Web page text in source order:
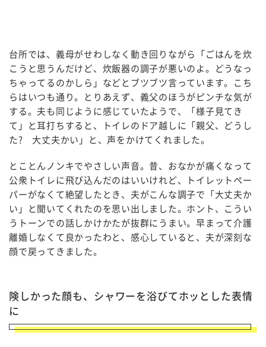
台所では、義母がせわしなく動き回りながら「ごはんを炊
こうと思うんだけど、炊飯器の調子が悪いのよ。どうなっ
ちゃってるのかしら」などとブツブツ言っています。こち
らはいつも通り。とりあえず、義父のほうがピンチな気が
する。夫も同じように感じていたようで、「様子見てき
て」と耳打ちすると、トイレのドア越しに「親父、どうし
た? 大丈夫かい」と、声をかけてくれました。
とことんノンキでやさしい声音。昔、おなかが痛くなって
公衆トイレに飛び込んだのはいいけれど、トイレットペー
パーがなくて絶望したとき、夫がこんな調子で「大丈夫か
い」と聞いてくれたのを思い出しました。ホント、こうい
うトーンでの話しかけかたが抜群にうまい。早まって介護
離婚しなくて良かったわと、感心していると、夫が深刻な
顔で戻ってきました。
険しかった顔も、シャワーを浴びてホッとした表情
に